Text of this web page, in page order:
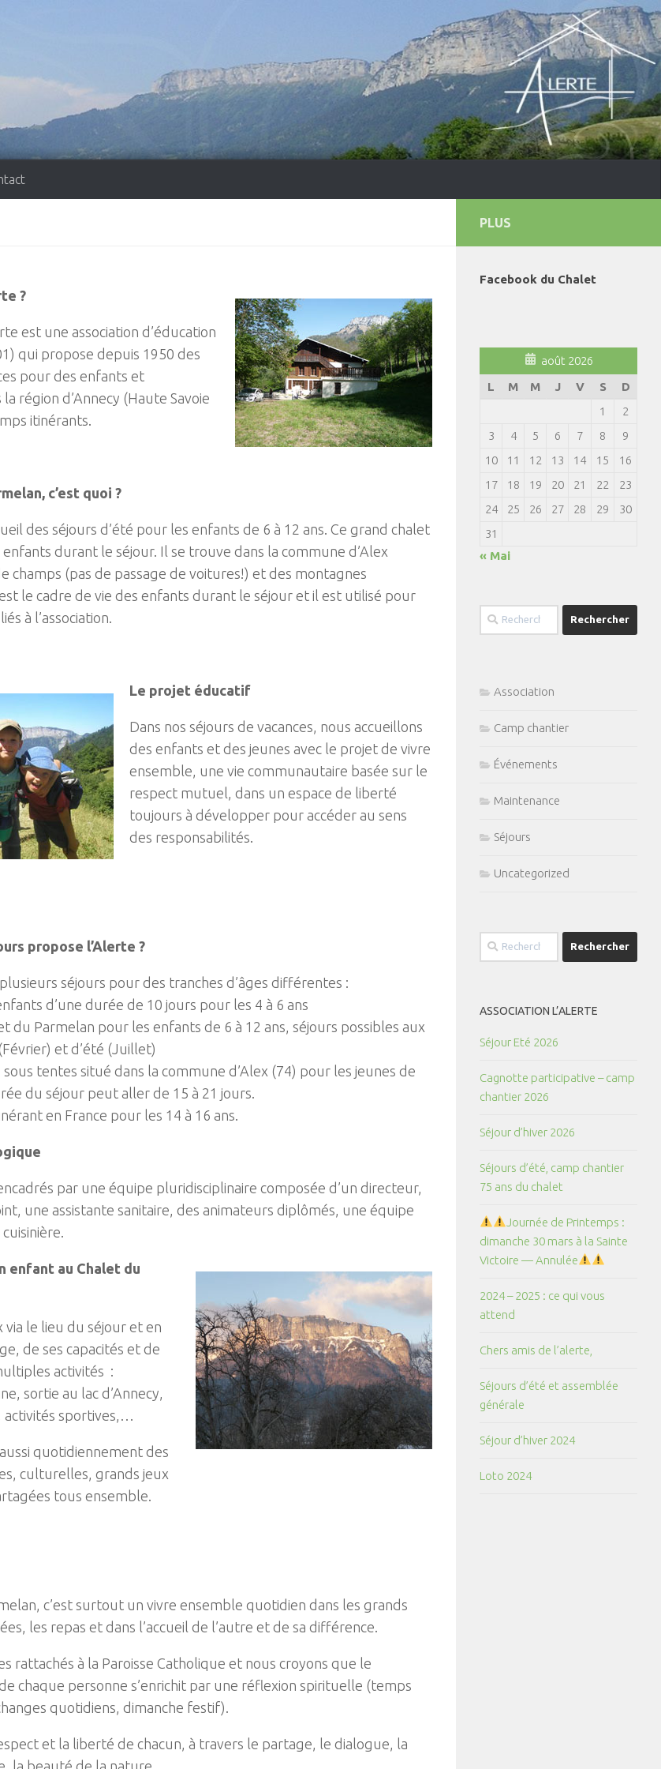
?
est une association d’éducation
qui propose depuis 1950 des
pour des enfants et
région d’Annecy (Haute Savoie
itinérants.
c’est quoi ?
des séjours d’été pour les enfants de 6 à 12 ans. Ce grand chalet
durant le séjour. Il se trouve dans la commune d’Alex
champs (pas de passage de voitures!) et des montagnes
le cadre de vie des enfants durant le séjour et il est utilisé pour
à l’association.
Le projet éducatif
Dans nos séjours de vacances, nous accueillons
des enfants et des jeunes avec le projet de vivre
ensemble, une vie communautaire basée sur le
respect mutuel, dans un espace de liberté
toujours à développer pour accéder au sens
des responsabilités.
propose l’Alerte ?
séjours pour des tranches d’âges différentes :
d’une durée de 10 jours pour les 4 à 6 ans
du Parmelan pour les enfants de 6 à 12 ans, séjours possibles aux
et d’été (Juillet)
tentes situé dans la commune d’Alex (74) pour les jeunes de
du séjour peut aller de 15 à 21 jours.
en France pour les 14 à 16 ans.
par une équipe pluridisciplinaire composée d’un directeur,
une assistante sanitaire, des animateurs diplômés, une équipe
enfant au Chalet du
via le lieu du séjour et en
de ses capacités et de
activités :
sortie au lac d’Annecy,
sportives,…
quotidiennement des
culturelles, grands jeux
tous ensemble.
c’est surtout un vivre ensemble quotidien dans les grands
les repas et dans l’accueil de l’autre et de sa différence.
rattachés à la Paroisse Catholique et nous croyons que le
chaque personne s’enrichit par une réflexion spirituelle (temps
quotidiens, dimanche festif).
et la liberté de chacun, à travers le partage, le dialogue, la
la beauté de la nature.
PLUS
Facebook du Chalet
août 2026
L
M M J V S
D
1
2
3
4 5 6 7 8
9
10
11 12 13 14 15
16
17
18 19 20 21 22
23
24
25 26 27 28 29
30
31
« Mai
Rechercher :
Association
Camp chantier
Événements
Maintenance
Séjours
Uncategorized
Rechercher :
ASSOCIATION L’ALERTE
Séjour Eté 2026
Cagnotte participative – camp
chantier 2026
Séjour d’hiver 2026
Séjours d’été, camp chantier
75 ans du chalet
Journée de Printemps :
dimanche 30 mars à la Sainte
Victoire — Annulée
2024 – 2025 : ce qui vous
attend
Chers amis de l’alerte,
Séjours d’été et assemblée
générale
Séjour d’hiver 2024
Loto 2024